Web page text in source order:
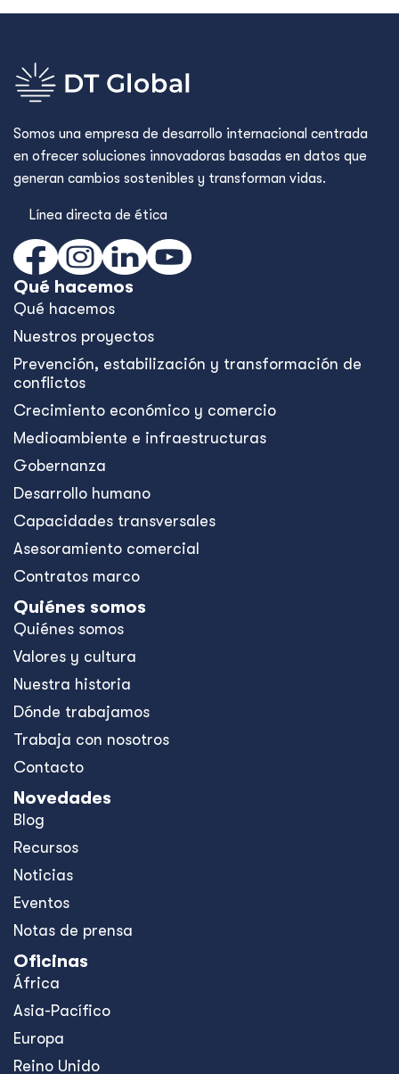
Somos una empresa de desarrollo internacional centrada
en ofrecer soluciones innovadoras basadas en datos que
generan cambios sostenibles y transforman vidas.
Línea directa de ética
Qué hacemos
Qué hacemos
Nuestros proyectos
Prevención, estabilización y transformación de
conflictos
Crecimiento económico y comercio
Medioambiente e infraestructuras
Gobernanza
Desarrollo humano
Capacidades transversales
Asesoramiento comercial
Contratos marco
Quiénes somos
Quiénes somos
Valores y cultura
Nuestra historia
Dónde trabajamos
Trabaja con nosotros
Contacto
Novedades
Blog
Recursos
Noticias
Eventos
Notas de prensa
Oficinas
África
Asia-Pacífico
Europa
Reino Unido